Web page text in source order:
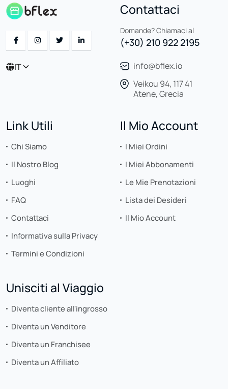
IT
Contattaci
Domande? Chiamaci al
(+30) 210 922 2195
info@bflex.io
Veikou 94, 117 41
Atene, Grecia
Link Utili
Chi Siamo
Il Nostro Blog
Luoghi
FAQ
Contattaci
Informativa sulla Privacy
Termini e Condizioni
Il Mio Account
I Miei Ordini
I Miei Abbonamenti
Le Mie Prenotazioni
Lista dei Desideri
Il Mio Account
Unisciti al Viaggio
Diventa cliente all'ingrosso
Diventa un Venditore
Diventa un Franchisee
Diventa un Affiliato